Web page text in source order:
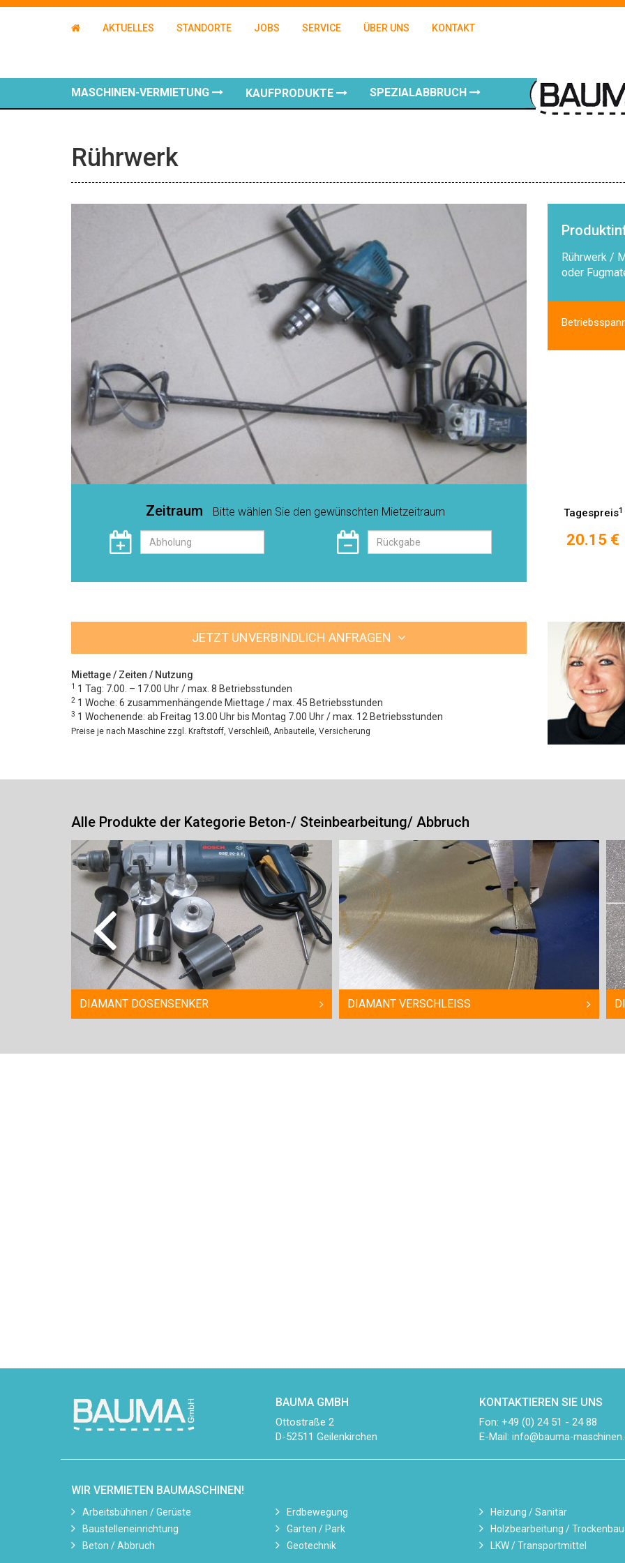
AKTUELLES STANDORTE JOBS SERVICE ÜBER UNS KONTAKT
MASCHINEN-VERMIETUNG KAUFPRODUKTE SPEZIALABBRUCH
Rührwerk
Rührwerk /
oder
Zeitraum Bitte wählen Sie den gewünschten Mietzeitraum Tagespreis1
20.15 €
JETZT UNVERBINDLICH ANFRAGEN
Miettage / Zeiten / Nutzung
1 1 Tag: 7.00. – 17.00 Uhr / max. 8 Betriebsstunden
2 1 Woche: 6 zusammenhängende Miettage / max. 45 Betriebsstunden
3 1 Wochenende: ab Freitag 13.00 Uhr bis Montag 7.00 Uhr / max. 12 Betriebsstunden
Preise je nach Maschine zzgl. Kraftstoff, Verschleiß, Anbauteile, Versicherung
Alle Produkte der Kategorie Beton-/ Steinbearbeitung/ Abbruch
DIAMANT DOSENSENKER DIAMANT VERSCHLEISS
BAUMA GMBH
Ottostraße 2
D-52511 Geilenkirchen
KONTAKTIEREN SIE UNS
Fon: +49 (0) 24 51 - 24 88
E-Mail: info@bauma-
WIR VERMIETEN BAUMASCHINEN!
Arbeitsbühnen / Gerüste
Baustelleneinrichtung
Beton / Abbruch
Erdbewegung
Garten / Park
Geotechnik
Heizung / Sanitär
Holzbearbeitung / Trockenbau
LKW / Transportmittel